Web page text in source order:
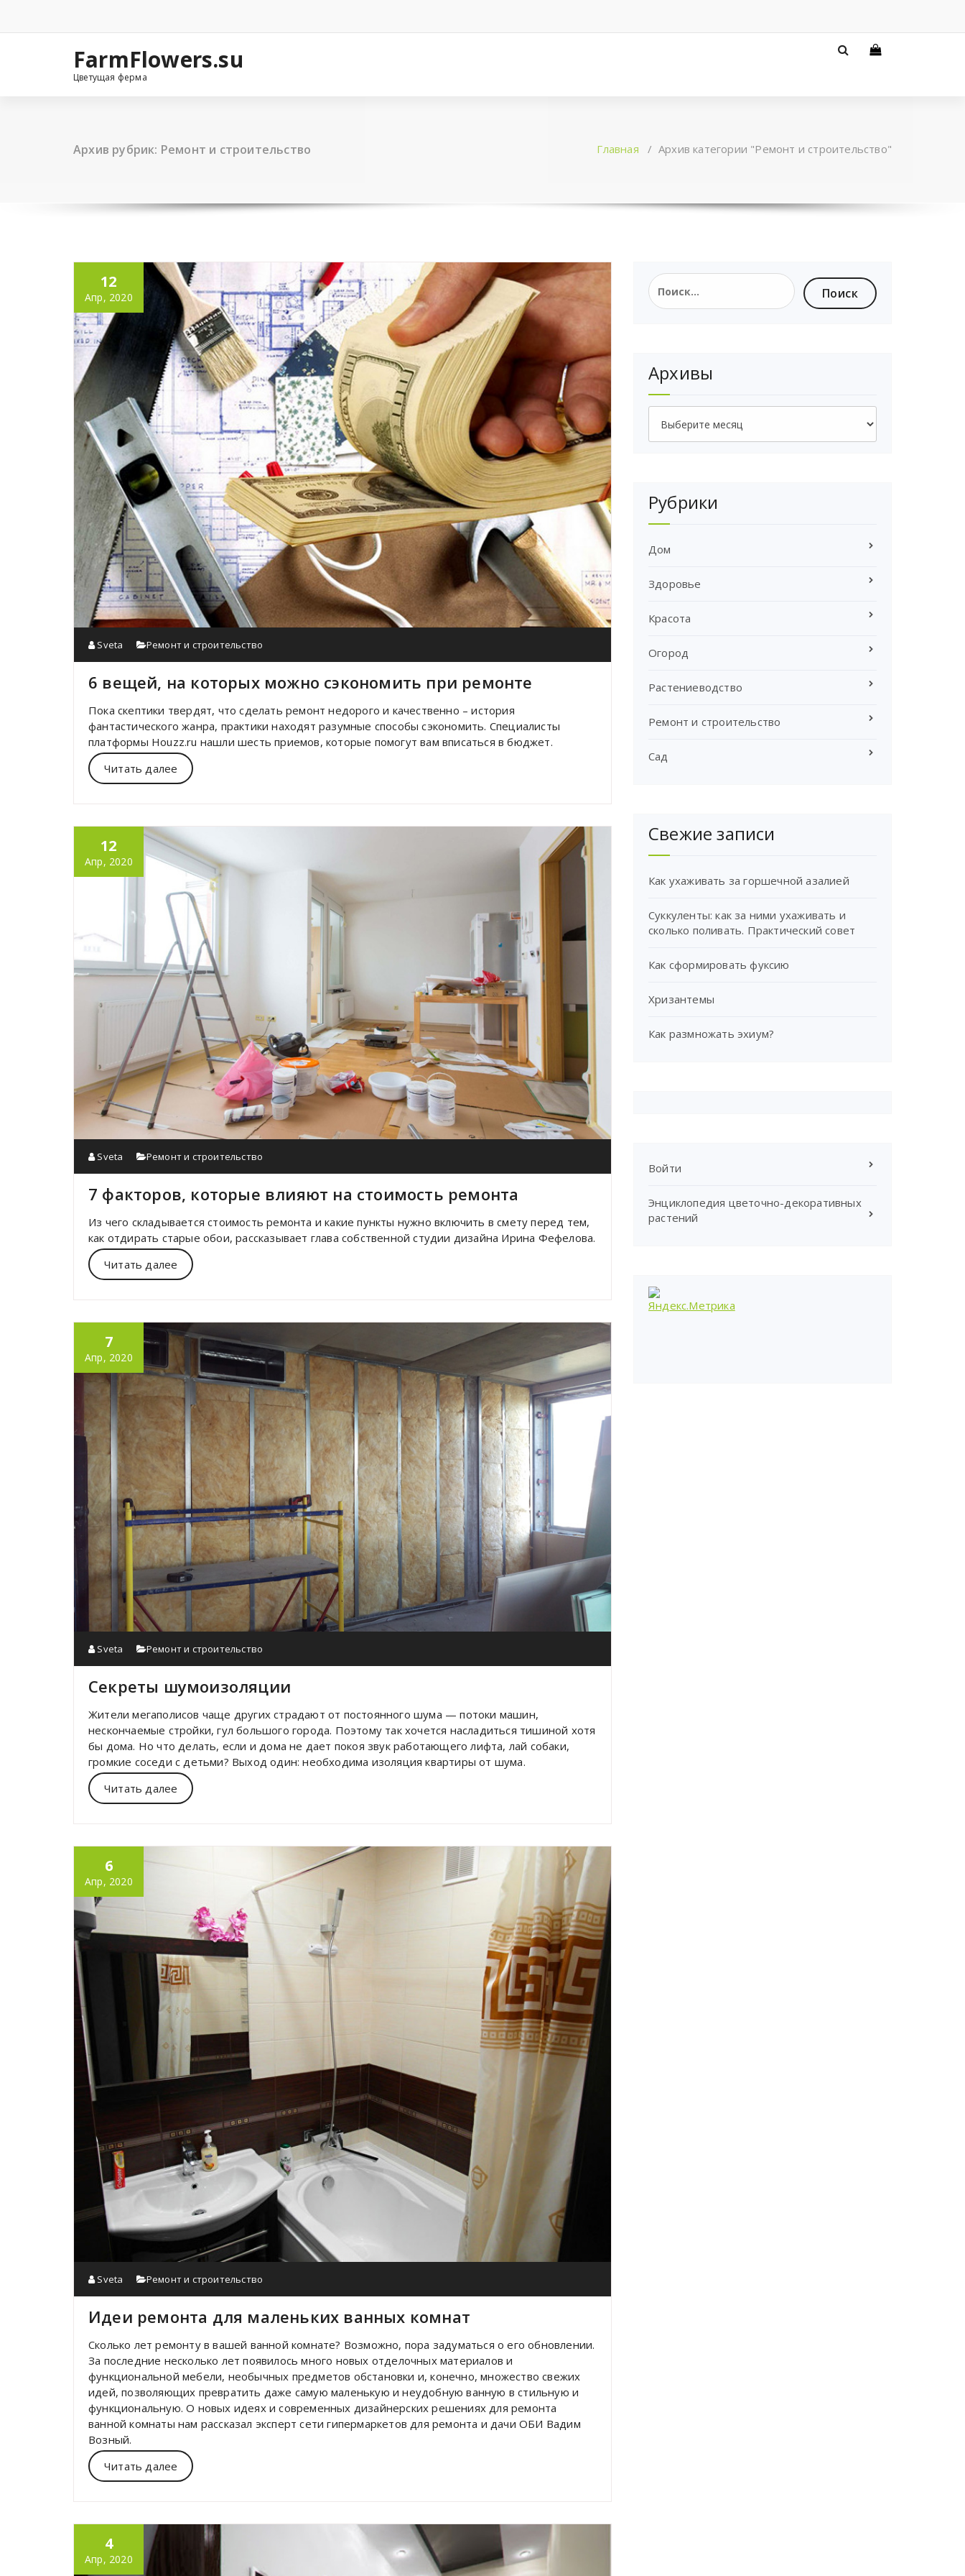
содержимому
FarmFlowers.su
Цветущая ферма
Архив рубрик: Ремонт и строительство Главная / Архив категории "Ремонт и строительство"
12
Апр, 2020
Sveta Ремонт и строительство
6 вещей, на которых можно сэкономить при ремонте
Пока скептики твердят, что сделать ремонт недорого и качественно – история
фантастического жанра, практики находят разумные способы сэкономить. Специалисты
платформы Houzz.ru нашли шесть приемов, которые помогут вам вписаться в бюджет.
Читать далее
12
Апр, 2020
Sveta Ремонт и строительство
7 факторов, которые влияют на стоимость ремонта
Из чего складывается стоимость ремонта и какие пункты нужно включить в смету перед тем,
как отдирать старые обои, рассказывает глава собственной студии дизайна Ирина Фефелова.
Читать далее
7
Апр, 2020
Sveta Ремонт и строительство
Секреты шумоизоляции
Жители мегаполисов чаще других страдают от постоянного шума — потоки машин,
нескончаемые стройки, гул большого города. Поэтому так хочется насладиться тишиной хотя
бы дома. Но что делать, если и дома не дает покоя звук работающего лифта, лай собаки,
громкие соседи с детьми? Выход один: необходима изоляция квартиры от шума.
Читать далее
6
Апр, 2020
Sveta Ремонт и строительство
Идеи ремонта для маленьких ванных комнат
Сколько лет ремонту в вашей ванной комнате? Возможно, пора задуматься о его обновлении.
За последние несколько лет появилось много новых отделочных материалов и
функциональной мебели, необычных предметов обстановки и, конечно, множество свежих
идей, позволяющих превратить даже самую маленькую и неудобную ванную в стильную и
функциональную. О новых идеях и современных дизайнерских решениях для ремонта
ванной комнаты нам рассказал эксперт сети гипермаркетов для ремонта и дачи ОБИ Вадим
Возный.
Читать далее
4
Апр, 2020
Найти:
Архивы
Рубрики
Дом
Здоровье
Красота
Огород
Растениеводство
Ремонт и строительство
Сад
Свежие записи
Как ухаживать за горшечной азалией
Суккуленты: как за ними ухаживать и
сколько поливать. Практический совет
Как сформировать фуксию
Хризантемы
Как размножать эхиум?
Войти
Энциклопедия цветочно-декоративных
растений